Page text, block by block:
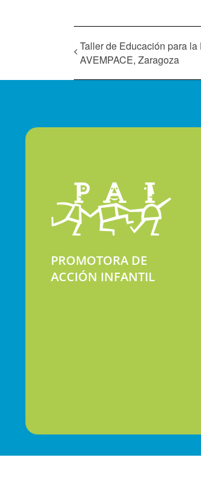
Taller de Educación para la
AVEMPACE, Zaragoza
PROMOTORA DE
ACCIÓN INFANTIL